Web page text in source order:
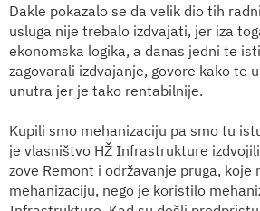
Dakle pokazalo se da velik dio tih
usluga nije trebalo izdvajati, jer iza
ekonomska logika, a danas jedni te
zagovarali izdvajanje, govore kako te
unutra jer je tako rentabilnije.
Kupili smo mehanizaciju pa smo tu
je vlasništvo HŽ Infrastrukture
zove Remont i održavanje pruga, koje
mehanizaciju, nego je koristilo